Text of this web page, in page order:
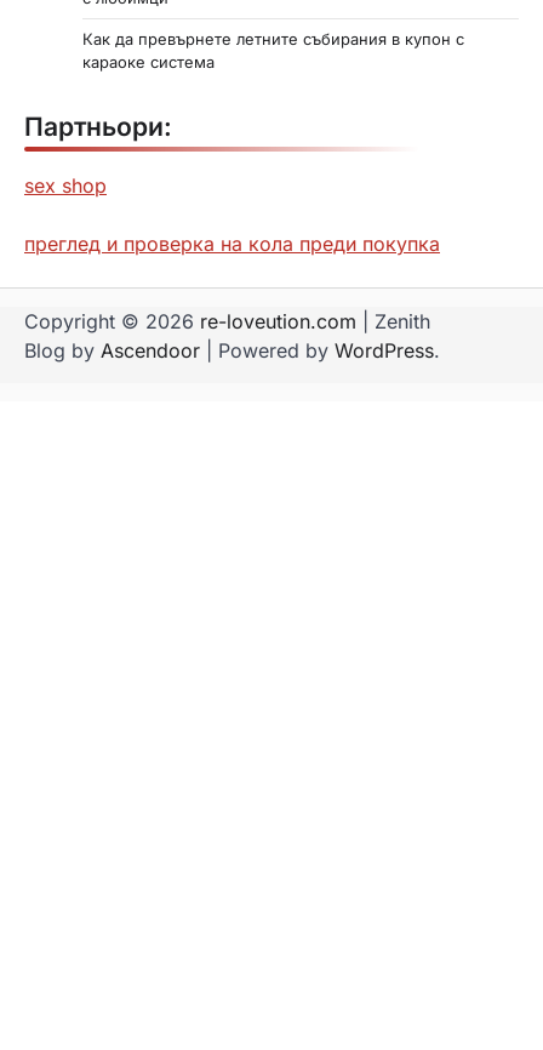
Как да превърнете летните събирания в купон с
караоке система
Партньори:
sex shop
преглед и проверка на кола преди покупка
Copyright © 2026 re-loveution.com | Zenith
Blog by Ascendoor | Powered by WordPress.